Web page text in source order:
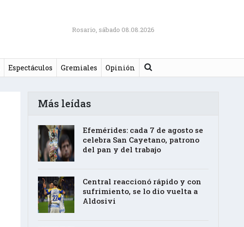
Rosario, sábado 08.08.2026
Espectáculos Gremiales Opinión Buscar
Más leídas
Efemérides: cada 7 de agosto se
celebra San Cayetano, patrono
del pan y del trabajo
Central reaccionó rápido y con
sufrimiento, se lo dio vuelta a
Aldosivi